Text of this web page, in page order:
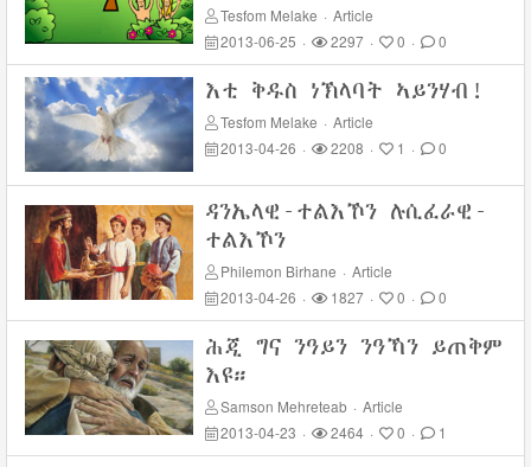
Tesfom Melake · Article
2013-06-25 · 2297 · 0 · 0
እቲ ቅዱስ ነኽላባት ኣይንሃብ!
Tesfom Melake · Article
2013-04-26 · 2208 · 1 · 0
ዳንኤላዊ-ተልእኾን ሉሲፈራዊ-
ተልእኾን
Philemon Birhane · Article
2013-04-26 · 1827 · 0 · 0
ሕጂ ግና ንዓይን ንዓኻን ይጠቅም
እዩ።
Samson Mehreteab · Article
2013-04-23 · 2464 · 0 · 1